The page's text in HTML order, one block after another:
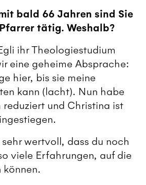
bald 66 Jahren sind Sie
tätig. Weshalb?
ihr Theologiestudium
eine geheime Absprache:
hier, bis sie meine
kann (lacht). Nun habe
reduziert und Christina ist
sehr wertvoll, dass du noch
viele Erfahrungen, auf die
können.